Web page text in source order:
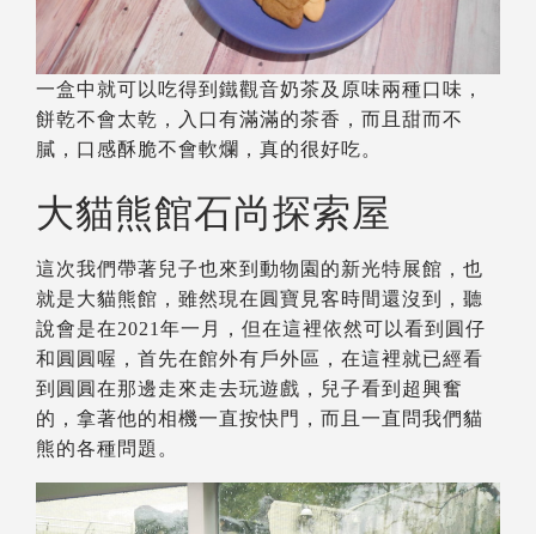
一盒中就可以吃得到鐵觀音奶茶及原味兩種口味，
餅乾不會太乾，入口有滿滿的茶香，而且甜而不
膩，口感酥脆不會軟爛，真的很好吃。
大貓熊館石尚探索屋
這次我們帶著兒子也來到動物園的新光特展館，也
就是大貓熊館，雖然現在圓寶見客時間還沒到，聽
說會是在2021年一月，但在這裡依然可以看到圓仔
和圓圓喔，首先在館外有戶外區，在這裡就已經看
到圓圓在那邊走來走去玩遊戲，兒子看到超興奮
的，拿著他的相機一直按快門，而且一直問我們貓
熊的各種問題。